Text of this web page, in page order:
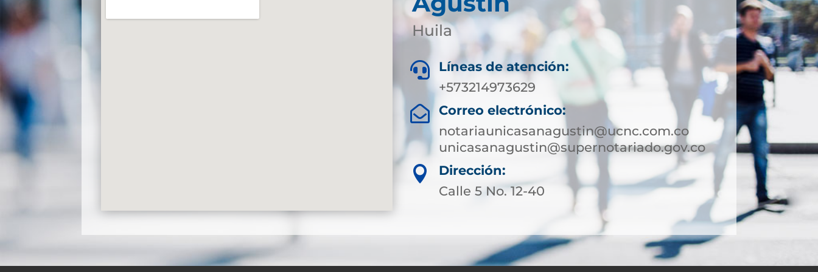
Huila

Líneas de atención:
+573214973629

Correo electrónico:
notariaunicasanagustin@ucnc.com.co
unicasanagustin@supernotariado.gov.co

Dirección:
Calle 5 No. 12-40